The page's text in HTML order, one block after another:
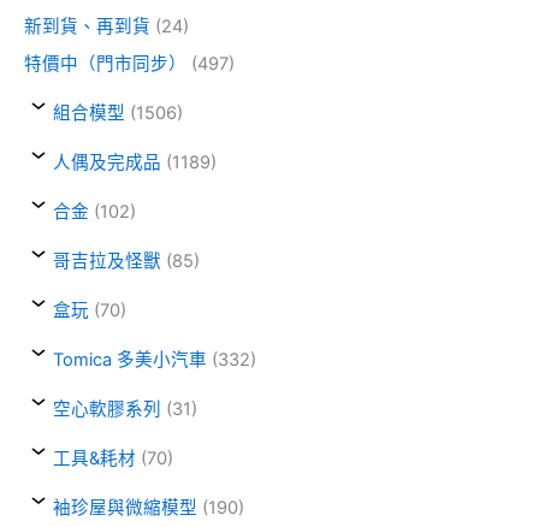
新到貨、再到貨 (24)
特價中（門市同步）
(497)
組合模型 (1506)
人偶及完成品 (1189)
合金 (102)
哥吉拉及怪獸 (85)
盒玩 (70)
Tomica 多美小汽車 (332)
空心軟膠系列 (31)
工具&耗材 (70)
袖珍屋與微縮模型 (190)